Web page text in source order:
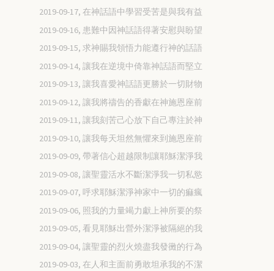
2019-09-17, 在神話語中學習受苦是與我有益
2019-09-16, 患難中因神話語得著安慰與盼望
2019-09-15, 求神賜我領悟力能遵行神的話語
2019-09-14, 讓我在逆境中倚靠神話語而堅立
2019-09-13, 讓我喜愛神話語更勝於一切財物
2019-09-12, 讓我將禱告的香獻在神施恩座前
2019-09-11, 讓我刻苦己心放下自己專注於神
2019-09-10, 讓我每天坦然無懼來到施恩座前
2019-09-09, 帶著信心超越限制讓耶穌潔淨我
2019-09-08, 讓聖靈活水不斷潔淨我一切私慾
2019-09-07, 呼求耶穌潔淨神家中一切的痲瘋
2019-09-06, 照我的力量竭力獻上神所要的祭
2019-09-05, 看見耶穌出營外潔淨被隔絕的我
2019-09-04, 讓聖靈的烈火燒盡我發黴的行為
2019-09-03, 在人和主面前勇敢坦承我的不潔